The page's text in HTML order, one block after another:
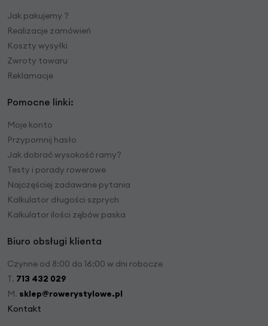
Jak pakujemy ?
Realizacje zamówień
Koszty wysyłki
Zwroty towaru
Reklamacje
Pomocne linki:
Moje konto
Przypomnij hasło
Jak dobrać wysokość ramy?
Testy i porady rowerowe
Najczęściej zadawane pytania
Kalkulator długości szprych
Kalkulator ilości zębów paska
Biuro obsługi klienta
Czynne od 8:00 do 16:00 w dni robocze
T. 713 432 029
M. sklep@rowerystylowe.pl
Kontakt